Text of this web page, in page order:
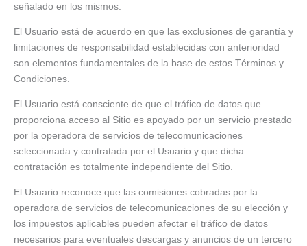
señalado en los mismos.
El Usuario está de acuerdo en que las exclusiones de garantía y
limitaciones de responsabilidad establecidas con anterioridad
son elementos fundamentales de la base de estos Términos y
Condiciones.
El Usuario está consciente de que el tráfico de datos que
proporciona acceso al Sitio es apoyado por un servicio prestado
por la operadora de servicios de telecomunicaciones
seleccionada y contratada por el Usuario y que dicha
contratación es totalmente independiente del Sitio.
El Usuario reconoce que las comisiones cobradas por la
operadora de servicios de telecomunicaciones de su elección y
los impuestos aplicables pueden afectar el tráfico de datos
necesarios para eventuales descargas y anuncios de un tercero